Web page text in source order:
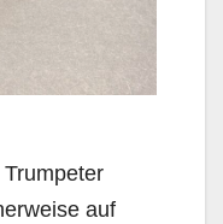
auf